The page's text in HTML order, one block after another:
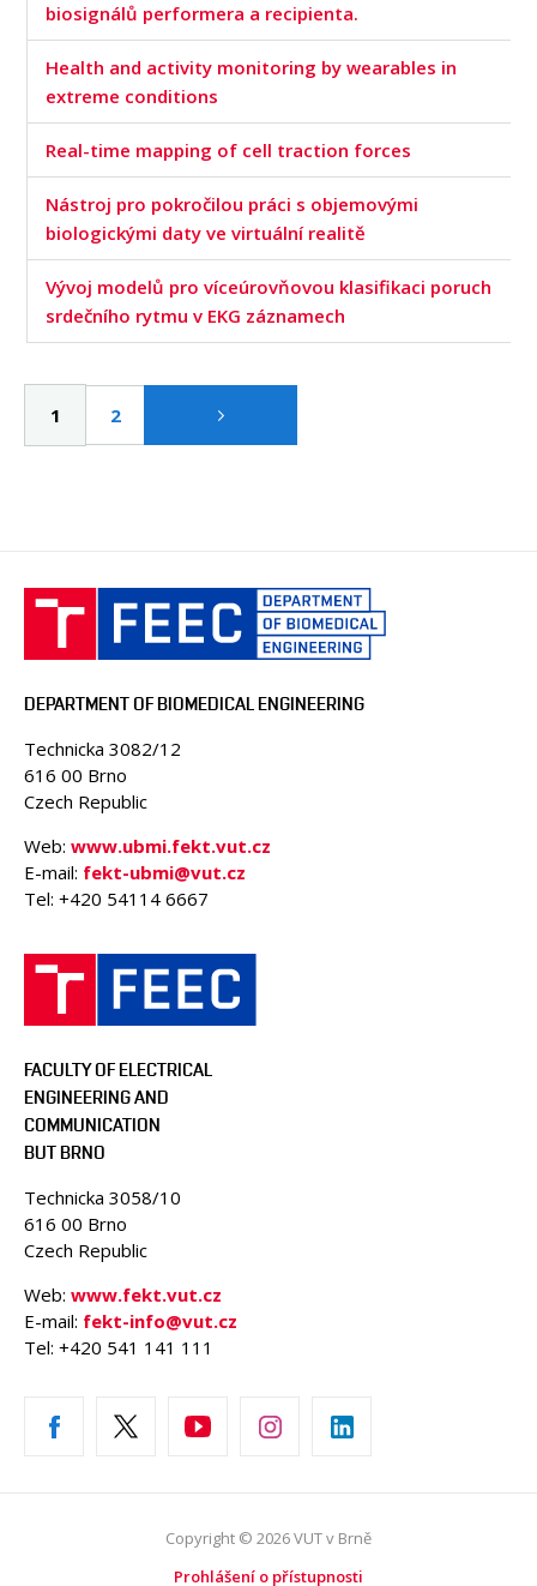
biosignálů performera a recipienta.
Health and activity monitoring by wearables in
extreme conditions
Real-time mapping of cell traction forces
Nástroj pro pokročilou práci s objemovými
biologickými daty ve virtuální realitě
Vývoj modelů pro víceúrovňovou klasifikaci poruch
srdečního rytmu v EKG záznamech
Current
1 Page
2
DEPARTMENT OF BIOMEDICAL ENGINEERING
Technicka 3082/12
616 00 Brno
Czech Republic
Web: www.ubmi.fekt.vut.cz
E-mail: fekt-ubmi@vut.cz
Tel: +420 54114 6667
FACULTY OF ELECTRICAL
ENGINEERING AND
COMMUNICATION
BUT BRNO
Technicka 3058/10
616 00 Brno
Czech Republic
Web: www.fekt.vut.cz
E-mail: fekt-info@vut.cz
Tel: +420 541 141 111
Copyright © 2026 VUT v Brně
Prohlášení o přístupnosti